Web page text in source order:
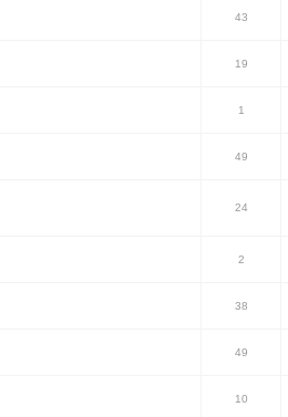
43
19
1
49
24
2
38
49
10